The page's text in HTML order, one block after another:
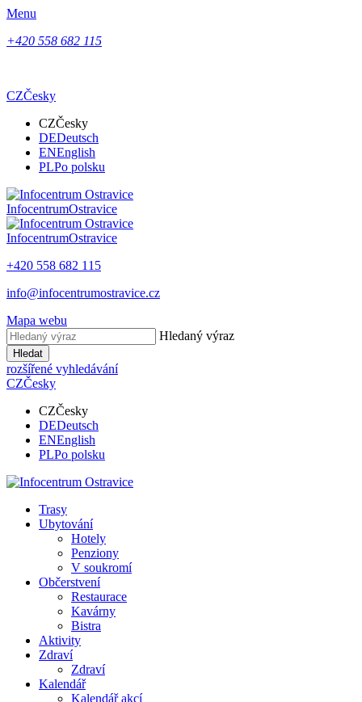
Menu
+420 558 682 115
CZČesky
CZČesky
DEDeutsch
ENEnglish
PLPo polsku
InfocentrumOstravice
InfocentrumOstravice
+420 558 682 115
info@infocentrumostravice.cz
Mapa webu
Hledaný výraz
Hledat
rozšířené vyhledávání
CZČesky
CZČesky
DEDeutsch
ENEnglish
PLPo polsku
Trasy
Ubytování
Hotely
Penziony
V soukromí
Občerstvení
Restaurace
Kavárny
Bistra
Aktivity
Zdraví
Zdraví
Kalendář
Kalendář akcí